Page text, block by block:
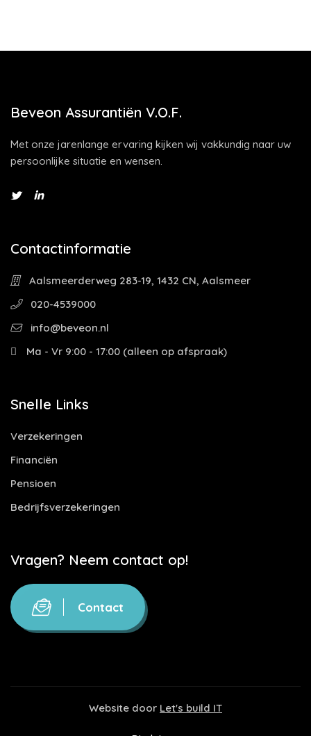
Beveon Assurantiën V.O.F.
Met onze jarenlange ervaring kijken wij vakkundig naar uw
persoonlijke situatie en wensen.
Contactinformatie
Aalsmeerderweg 283-19, 1432 CN, Aalsmeer
020-4539000
info@beveon.nl
Ma - Vr 9:00 - 17:00 (alleen op afspraak)
Snelle Links
Verzekeringen
Financiën
Pensioen
Bedrijfsverzekeringen
Vragen? Neem contact op!
Contact
Website door Let's build IT